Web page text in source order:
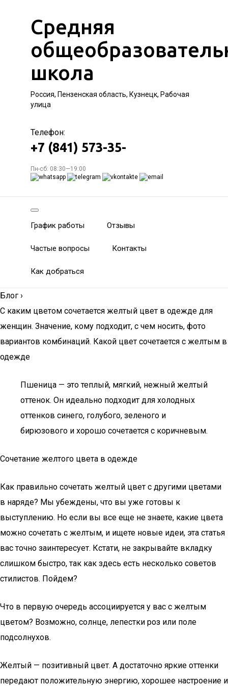
Средняя
школа
Россия, Пензенская область, Кузнецк, Рабочая
улица
Телефон:
+7 (841) 573-35-
Пн-сб: 08:30—19:00
График работы Отзывы
Частые вопросы Контакты
Как добраться
Блог ›
С каким цветом сочетается желтый цвет в одежде для
женщин. Значение, кому подходит, с чем носить, фото
вариантов комбинаций. Какой цвет сочетается с желтым в
одежде
Пшеница — это теплый, мягкий, нежный желтый
оттенок. Он идеально подходит для холодных
оттенков синего, голубого, зеленого и
бирюзового и хорошо сочетается с коричневым.
Сочетание желтого цвета в одежде
Как правильно сочетать желтый цвет с другими цветами
в наряде? Мы убеждены, что вы уже готовы к
выступлению. Но если вы все еще не знаете, какие цвета
можно сочетать с желтым, и ищете новые идеи, эта статья
вас точно заинтересует. Кстати, не закрывайте вкладку
слишком быстро, так как здесь есть несколько советов
стилистов. Пойдем?
Что в первую очередь ассоциируется у вас с желтым
цветом? Возможно, солнце, лепестки роз или поле
подсолнухов.
Желтый — позитивный цвет. А достаточно яркие оттенки
передают положительную энергию, хорошее настроение и